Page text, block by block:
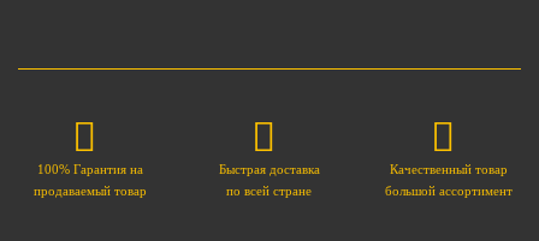
100% Гарантия на
продаваемый товар
Быстрая доставка
по всей стране
Качественный товар
большой ассортимент